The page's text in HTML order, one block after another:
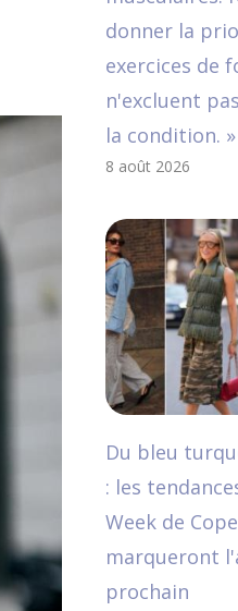
donner la
exercices de
n'excluent
la condition. »
8 août 2026
Du bleu
: les
Week de
marqueront
prochain